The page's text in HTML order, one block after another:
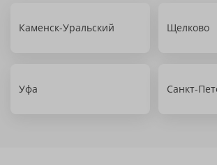
Каменск-Уральский Щелково
Уфа Санкт-